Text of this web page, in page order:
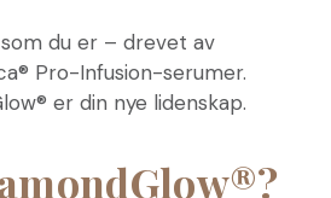
du er – drevet av
Pro-Infusion-serumer.
er din nye lidenskap.